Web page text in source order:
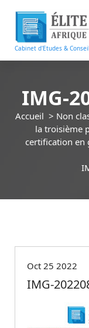
r
Cabinet d'Etudes &
IMG-
Accueil > Non
la troisième
certification en
Oct 25 2022
IMG-